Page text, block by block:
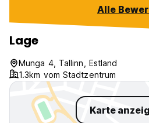
zwar nicht schlecht mitten in
Altstadt, jedoch fühlt man sich
nicht wirklich sicher, da viele
Betrunkene und anderweitige
komische Gestalten dort sind,
es in einer Gasse ist.
ist in Ordnung, Fenster sind
undicht = kalt!
Alle
Lage
Munga 4, Tallinn, Estland
1.3km vom Stadtzentrum
Karte